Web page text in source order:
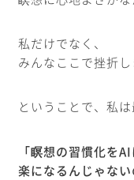
私だけでなく、
みんなここで挫折し
ということで、私は
「瞑想の習慣化を
楽になるんじゃない